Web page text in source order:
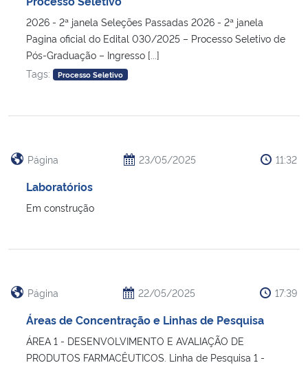
Ministério da Saúde
Ministério de Minas e Energia
Ministério do Meio Ambiente
Ministério do Turismo
Ministério da Mulher, da Família e dos Direitos Humanos
Secretaria-Geral
2026 - 2ª janela Seleções Passadas 2026 - 2ª janela
Pagina oficial do Edital 030/2025 – Processo Seletivo de
Pós-Graduação – Ingresso [...]
Tags:
Processo Seletivo
Página 23/05/2025 11:32
Laboratórios
Em construção
Página 22/05/2025 17:39
Áreas de Concentração e Linhas de Pesquisa
ÁREA 1 - DESENVOLVIMENTO E AVALIAÇÃO DE
PRODUTOS FARMACÊUTICOS. Linha de Pesquisa 1 -